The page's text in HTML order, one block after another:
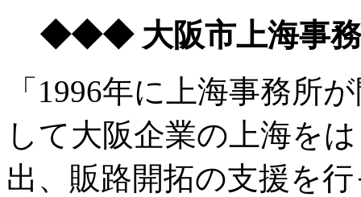
◆◆◆ 大阪市上海事
「1996年に上海事務所
して大阪企業の上海を
出、販路開拓の支援を